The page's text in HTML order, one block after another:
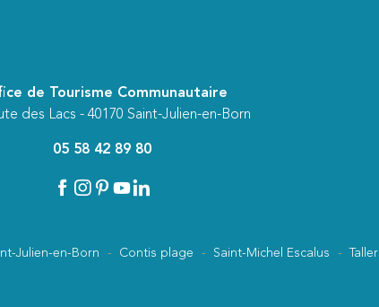
de Tourisme Communautaire
des Lacs - 40170 Saint-Julien-en-Born
05 58 42 89 80
Julien-en-Born Contis plage Saint-Michel Escalus Taller